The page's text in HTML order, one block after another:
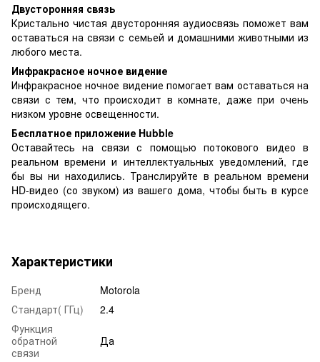
Двусторонняя связь
Кристально чистая двусторонняя аудиосвязь поможет вам
оставаться на связи с семьей и домашними животными из
любого места.
Инфракрасное ночное видение
Инфракрасное ночное видение помогает вам оставаться на
связи с тем, что происходит в комнате, даже при очень
низком уровне освещенности.
Бесплатное приложение Hubble
Оставайтесь на связи с помощью потокового видео в
реальном времени и интеллектуальных уведомлений, где
бы вы ни находились. Транслируйте в реальном времени
HD-видео (со звуком) из вашего дома, чтобы быть в курсе
происходящего.
Характеристики
Бренд
Motorola
Стандарт( ГГц)
2.4
Функция
обратной
связи
Да